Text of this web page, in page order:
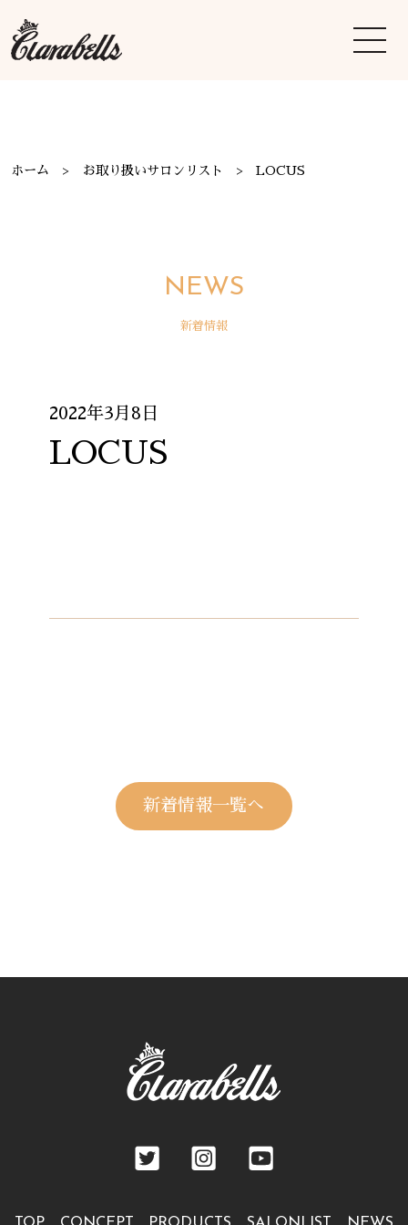
ホーム お取り扱いサロンリスト LOCUS
NEWS
新着情報
2022年3月8日
LOCUS
新着情報一覧へ